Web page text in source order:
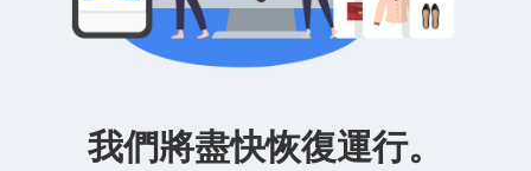
我們將盡快恢復運行。